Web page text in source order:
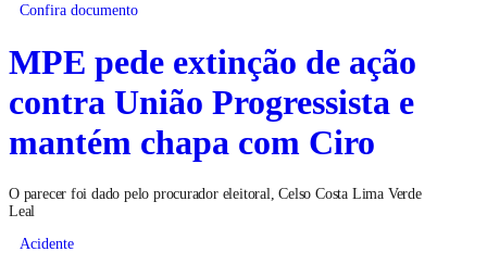
Confira documento
MPE pede extinção de ação
contra União Progressista e
mantém chapa com Ciro
O parecer foi dado pelo procurador eleitoral, Celso Costa Lima Verde
Leal
Acidente